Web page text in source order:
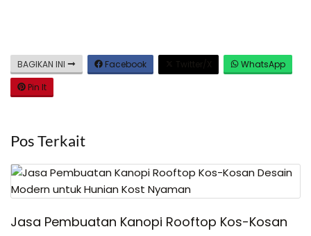
BAGIKAN INI Facebook Twitter/X
WhatsApp
Pin It
Pos Terkait
Jasa Pembuatan Kanopi Rooftop Kos-Kosan